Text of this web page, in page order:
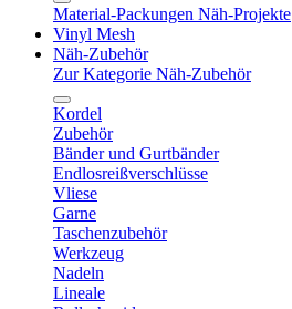
Material-Packungen Näh-Projekte
Vinyl Mesh
Näh-Zubehör
Zur Kategorie Näh-Zubehör
Kordel
Zubehör
Bänder und Gurtbänder
Endlosreißverschlüsse
Vliese
Garne
Taschenzubehör
Werkzeug
Nadeln
Lineale